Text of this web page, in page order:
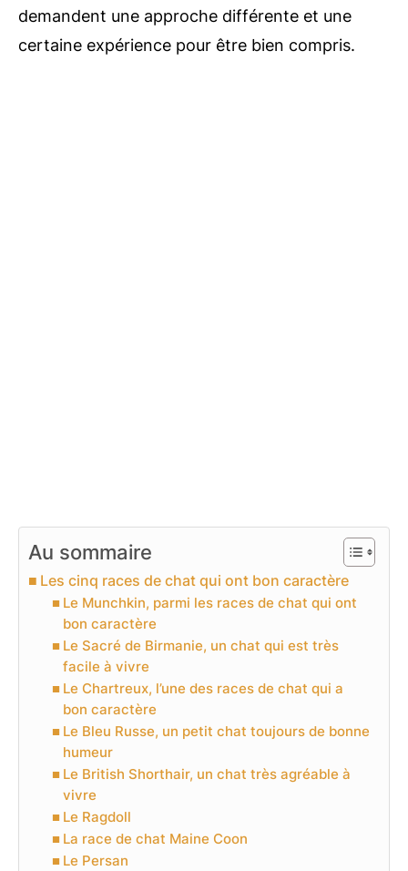
demandent une approche différente et une
certaine expérience pour être bien compris.
Au sommaire
Les cinq races de chat qui ont bon caractère
Le Munchkin, parmi les races de chat qui ont
bon caractère
Le Sacré de Birmanie, un chat qui est très
facile à vivre
Le Chartreux, l’une des races de chat qui a
bon caractère
Le Bleu Russe, un petit chat toujours de bonne
humeur
Le British Shorthair, un chat très agréable à
vivre
Le Ragdoll
La race de chat Maine Coon
Le Persan